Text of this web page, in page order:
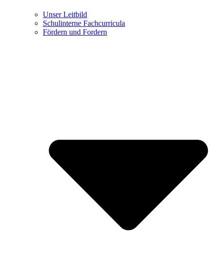
Unser Leitbild
Schulinterne Fachcurricula
Fördern und Fordern